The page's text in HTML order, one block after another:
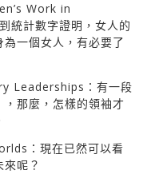
Work in
統計數字證明，女人的
一個女人，有必要了
Leaderships：有一段
那麼，怎樣的領袖才
：現在已然可以看
呢？